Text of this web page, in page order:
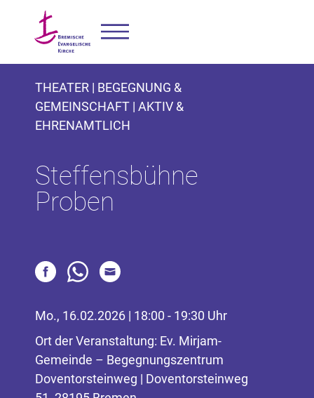
THEATER | BEGEGNUNG &
GEMEINSCHAFT | AKTIV &
EHRENAMTLICH
Steffensbühne
Proben
Mo., 16.02.2026 | 18:00 - 19:30 Uhr
Ort der Veranstaltung: Ev. Mirjam-
Gemeinde – Begegnungszentrum
Doventorsteinweg | Doventorsteinweg